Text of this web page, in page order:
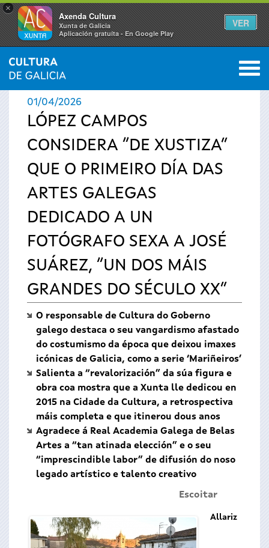
×
Axenda Cultura
Xunta de Galicia
Aplicación gratuíta - En Google Play
VER
Vostede
está
aquí
INICIO › ACTUALIDADE 0
01/04/2026
LÓPEZ CAMPOS
CONSIDERA “DE XUSTIZA”
QUE O PRIMEIRO DÍA DAS
ARTES GALEGAS
DEDICADO A UN
FOTÓGRAFO SEXA A JOSÉ
SUÁREZ, “UN DOS MÁIS
GRANDES DO SÉCULO XX”
O responsable de Cultura do Goberno
galego destaca o seu vangardismo afastado
do costumismo da época que deixou imaxes
icónicas de Galicia, como a serie ‘Mariñeiros’
Salienta a “revalorización” da súa figura e
obra coa mostra que a Xunta lle dedicou en
2015 na Cidade da Cultura, a retrospectiva
máis completa e que itinerou dous anos
Agradece á Real Academia Galega de Belas
Artes a “tan atinada elección” e o seu
“imprescindible labor” de difusión do noso
legado artístico e talento creativo
Escoitar
Allariz